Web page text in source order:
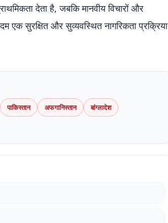
देता है, जबकि मानवीय विचारों और
एक सुरक्षित और सुव्यवस्थित नागरिकता प्रक्रिया
पाकिस्तान अफगानिस्तान
बांग्लादेश